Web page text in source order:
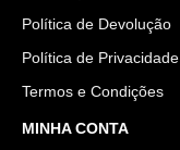
Política de Devolução
Política de Privacidade
Termos e Condições
MINHA CONTA